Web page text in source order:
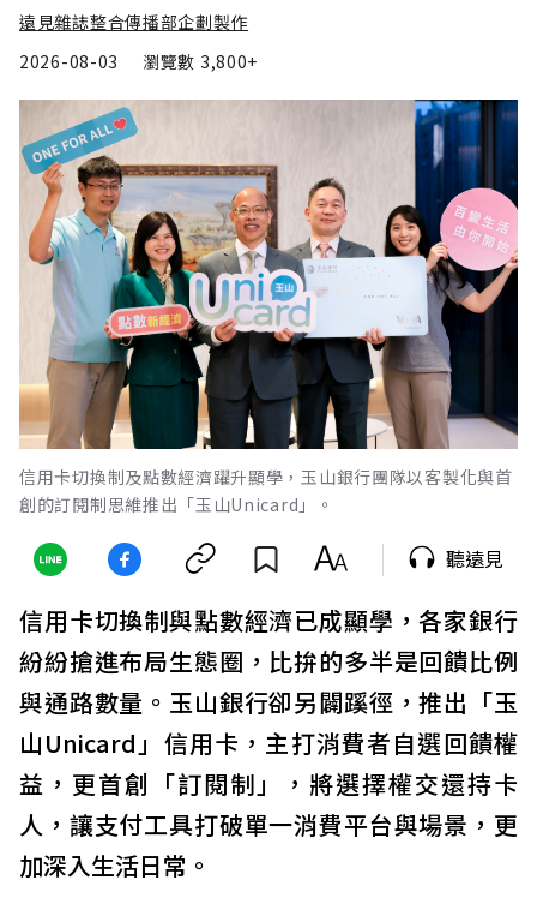
遠見雜誌整合傳播部企劃製作
2026-08-03
瀏覽數 3,800+
信用卡切換制及點數經濟躍升顯學，玉山銀行團隊以客製化與首
創的訂閱制思維推出「玉山Unicard」。
聽遠見
信用卡切換制與點數經濟已成顯學，各家銀行
紛紛搶進布局生態圈，比拚的多半是回饋比例
與通路數量。玉山銀行卻另闢蹊徑，推出「玉
山Unicard」信用卡，主打消費者自選回饋權
益，更首創「訂閱制」，將選擇權交還持卡
人，讓支付工具打破單一消費平台與場景，更
加深入生活日常。